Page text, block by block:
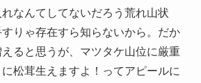
なんてしてないだろう荒れ山状
りゃ存在すら知らないから。だか
ると思うが、マツタケ山位に厳重
松茸生えますよ！ってアピールに